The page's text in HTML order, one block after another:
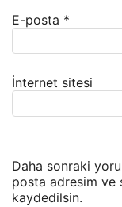
E-posta *
İnternet sitesi
Daha sonraki
posta adresim ve
kaydedilsin.